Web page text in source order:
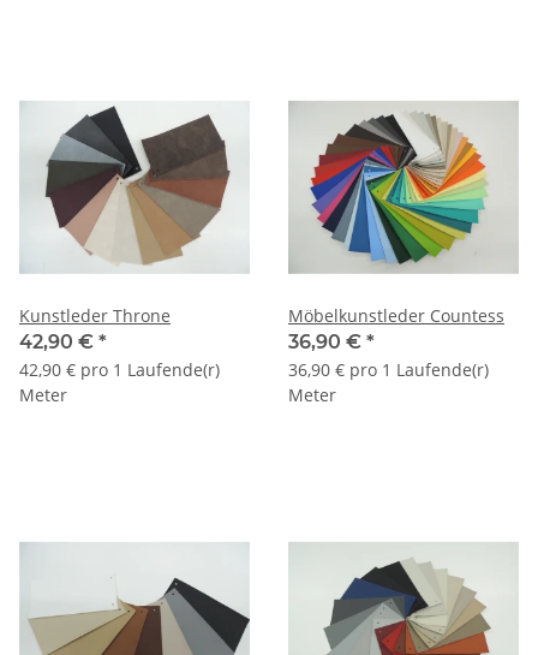
Kunstleder Throne
42,90 € *
42,90 € pro 1 Laufende(r)
Meter
Möbelkunstleder Countess
36,90 € *
36,90 € pro 1 Laufende(r)
Meter